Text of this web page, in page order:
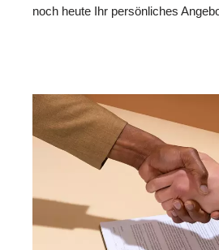
noch heute Ihr persönliches